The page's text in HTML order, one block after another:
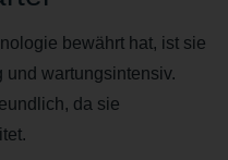
bewährt hat, ist sie
und wartungsintensiv.
da sie